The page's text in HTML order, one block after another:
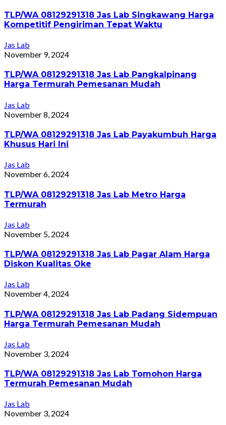
TLP/WA 08129291318 Jas Lab Singkawang Harga
Kompetitif Pengiriman Tepat Waktu
Jas Lab
November 9, 2024
TLP/WA 08129291318 Jas Lab Pangkalpinang
Harga Termurah Pemesanan Mudah
Jas Lab
November 8, 2024
TLP/WA 08129291318 Jas Lab Payakumbuh Harga
Khusus Hari Ini
Jas Lab
November 6, 2024
TLP/WA 08129291318 Jas Lab Metro Harga
Termurah
Jas Lab
November 5, 2024
TLP/WA 08129291318 Jas Lab Pagar Alam Harga
Diskon Kualitas Oke
Jas Lab
November 4, 2024
TLP/WA 08129291318 Jas Lab Padang Sidempuan
Harga Termurah Pemesanan Mudah
Jas Lab
November 3, 2024
TLP/WA 08129291318 Jas Lab Tomohon Harga
Termurah Pemesanan Mudah
Jas Lab
November 3, 2024